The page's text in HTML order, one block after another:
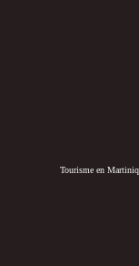
Tourisme en